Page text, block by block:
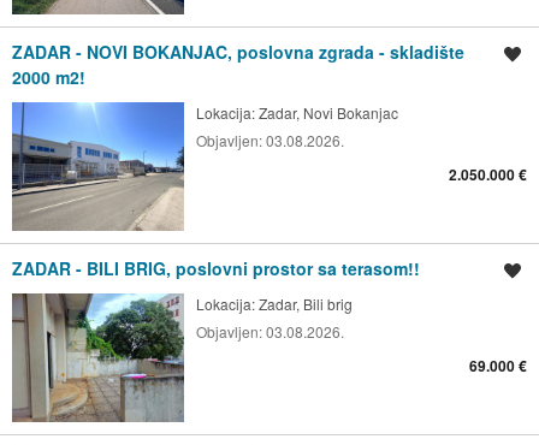
ZADAR - NOVI BOKANJAC, poslovna zgrada - skladište
2000 m2!
Lokacija:Zadar, Novi Bokanjac
Objavljen:03.08.2026.
2.050.000 €
ZADAR - BILI BRIG, poslovni prostor sa terasom!!
Lokacija:Zadar, Bili brig
Objavljen:03.08.2026.
69.000 €